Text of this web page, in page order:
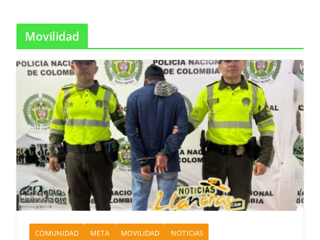
Movilidad
COMUNIDAD META MOVILIDAD NOTICIAS